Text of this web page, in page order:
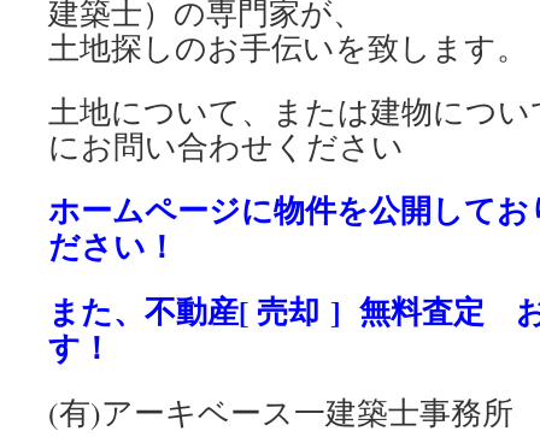
建築士）の専門家が、
土地探しのお手伝いを致します。
土地について、または建物につ
にお問い合わせください
ホームページに物件を公開して
ださい！
また、不動産[ 売却 ] 無料査定
す！
(有)アーキベース一建築士事務所